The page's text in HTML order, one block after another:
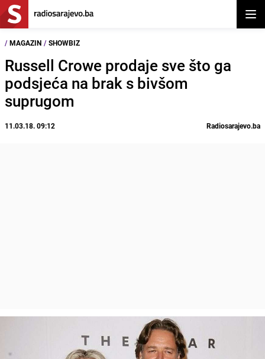
/ MAGAZIN / SHOWBIZ
Russell Crowe prodaje sve što ga
podsjeća na brak s bivšom
suprugom
11.03.18. 09:12 Radiosarajevo.ba